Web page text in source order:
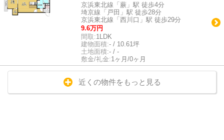
京浜東北線「蕨」駅 徒歩4分
埼京線「戸田」駅 徒歩28分
京浜東北線「西川口」駅 徒歩29分
9.6万円
間取:1LDK
建物面積:- / 10.61坪
土地面積:- / -
敷金/礼金:1ヶ月/0ヶ月
近くの物件をもっと見る